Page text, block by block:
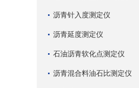
沥青针入度测定仪
沥青延度测定仪
石油沥青软化点测定仪
沥青混合料油石比测定仪